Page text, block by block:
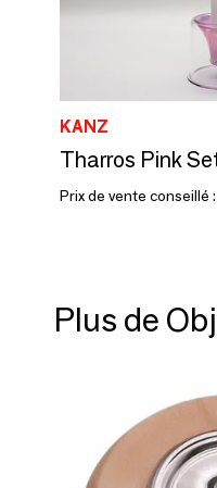
KANZ
Tharros Pink
Prix de vente conseillé :
Plus de